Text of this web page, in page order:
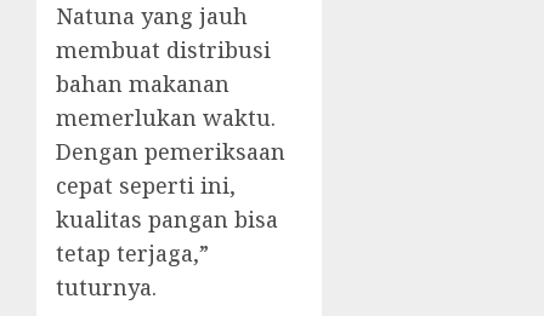
Natuna yang jauh
membuat distribusi
bahan makanan
memerlukan waktu.
Dengan pemeriksaan
cepat seperti ini,
kualitas pangan bisa
tetap terjaga,”
tuturnya.